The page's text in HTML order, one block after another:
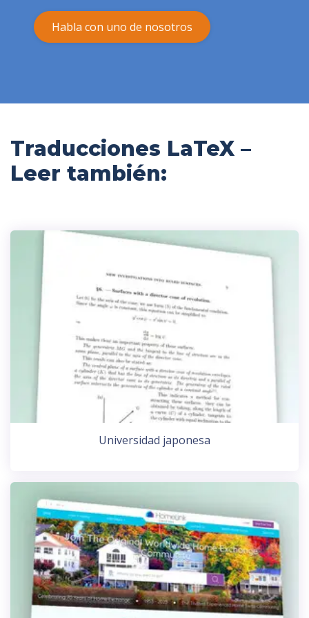
Habla con uno de nosotros
Traducciones LaTeX –
Leer también:
Universidad japonesa